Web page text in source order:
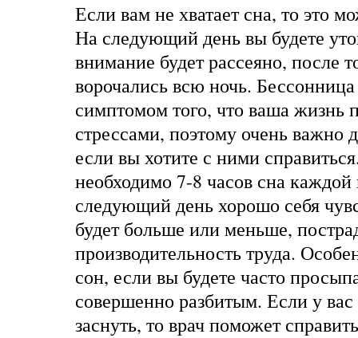
Если вам не хватает сна, то это
На следующий день вы будете
внимание будет рассеяно, после
ворочались всю ночь.
симптомом того, что ваша жизнь
стрессами, поэтому очень важно
если вы хотите с ними
необходимо 7-8 часов сна
следующий день хорошо себя
будет больше или меньше,
производительность труда.
сон, если вы будете часто
совершенно разбитым. Если у вас
заснуть, то врач поможет